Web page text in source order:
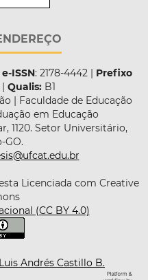
e-ISSN: 2178-4442 | Prefixo
Qualis:B1
| Faculdade de Educação
em Educação
1120. Setor Universitário,
GO.
Licenciada com Creative
(CC BY 4.0)
Luis Andrés Castillo B.